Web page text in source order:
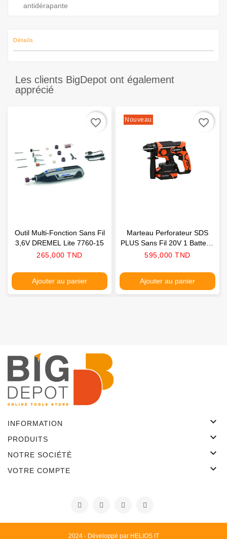
antidérapante
Détails
Les clients BigDepot ont également
apprécié
Outil Multi-Fonction Sans Fil
3,6V DREMEL Lite 7760-15
Prix
265,000 TND
Ajouter au panier
favorite_border Nouveau
Marteau Perforateur SDS
PLUS Sans Fil 20V 1 Batterie
4AH Chargeur HARDEN
Prix
595,000 TND
Ajouter au panier
favorite_border
INFORMATION 
PRODUITS 
NOTRE SOCIÉTÉ 
VOTRE COMPTE 
2024 - Développé par HELIOS IT